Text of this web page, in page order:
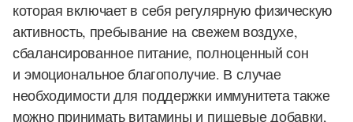
которая включает в себя регулярную физическую
активность, пребывание на свежем воздухе,
сбалансированное питание, полноценный сон
и эмоциональное благополучие. В случае
необходимости для поддержки иммунитета также
можно принимать витамины и пищевые добавки,